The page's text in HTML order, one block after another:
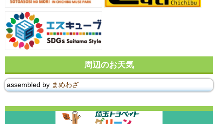
周辺のお天気
assembled by まめわざ